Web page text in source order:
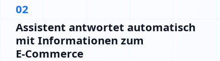
02
Assistent antwortet automatisch
mit Informationen zum
E‑Commerce